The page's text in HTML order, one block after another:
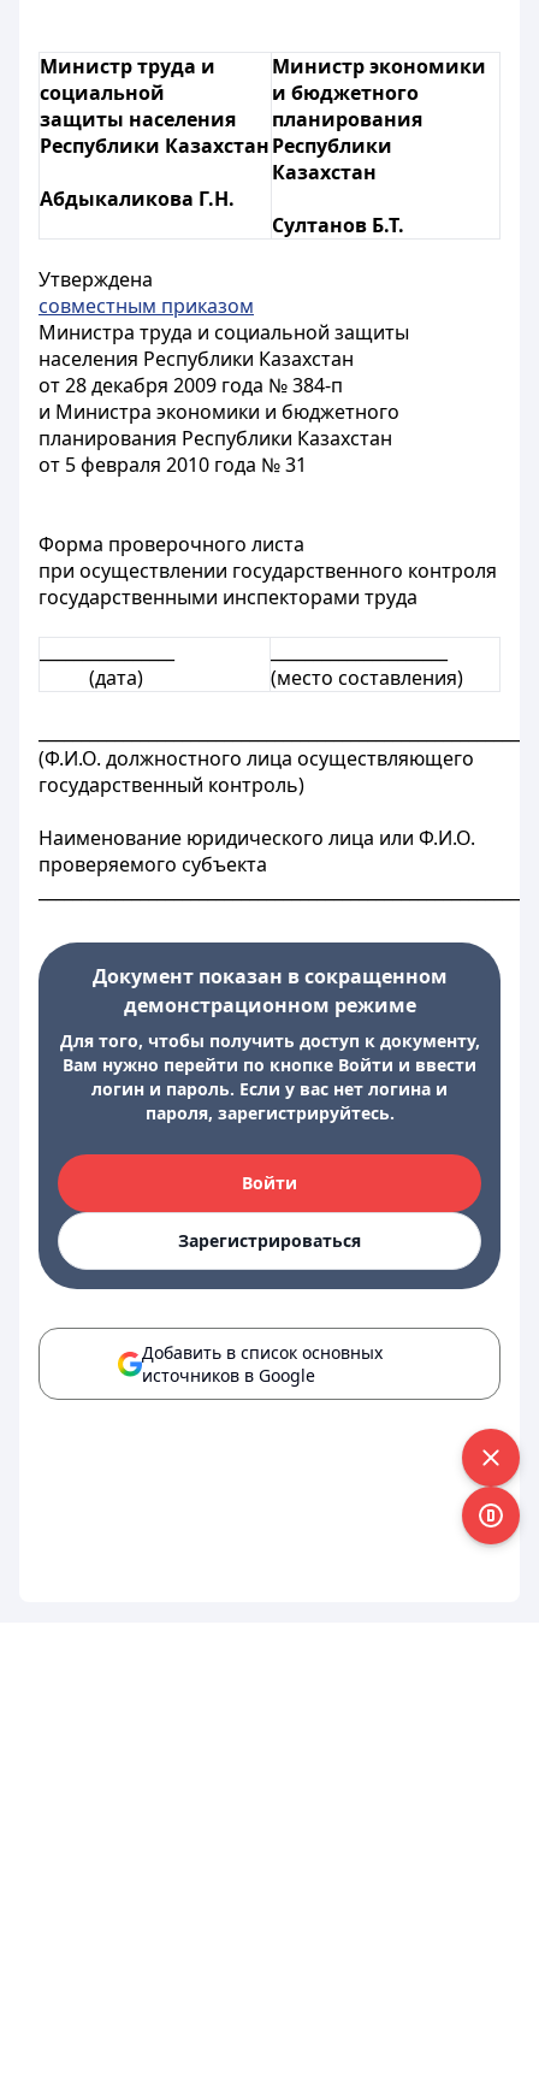
Министр труда и
социальной
защиты населения
Республики Казахстан
Абдыкаликова Г.Н.
Министр экономики
и бюджетного
планирования
Республики
Казахстан
Султанов Б.Т.
Утверждена
совместным приказом
Министра труда и социальной защиты
населения Республики Казахстан
от 28 декабря 2009 года № 384-п
и Министра экономики и бюджетного
планирования Республики Казахстан
от 5 февраля 2010 года № 31
Форма проверочного листа
при осуществлении государственного контроля
государственными инспекторами труда
(дата)
(место составления)
(Ф.И.О. должностного лица осуществляющего
государственный контроль)
Наименование юридического лица или Ф.И.О.
проверяемого субъекта
Документ показан в сокращенном
демонстрационном режиме
Для того, чтобы получить доступ к документу,
Вам нужно перейти по кнопке Войти и ввести
логин и пароль. Если у вас нет логина и
пароля, зарегистрируйтесь.
Войти
Зарегистрироваться
Добавить в список основных
источников в Google